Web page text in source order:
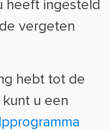
heeft ingesteld
vergeten
hebt tot de
u een